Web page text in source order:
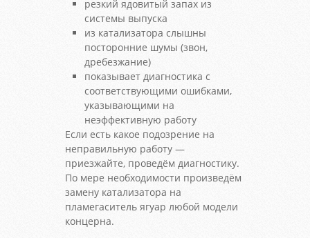
резкий ядовитый запах из
системы выпуска
из катализатора слышны
посторонние шумы (звон,
дребезжание)
показывает диагностика с
соответствующими ошибками,
указывающими на
неэффективную работу
Если есть какое подозрение на
неправильную работу —
приезжайте, проведём диагностику.
По мере необходимости произведём
замену катализатора на
пламегаситель ягуар любой модели
концерна.